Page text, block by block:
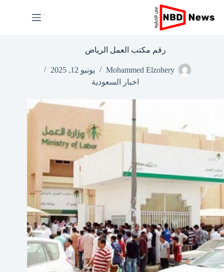
إلى
المحتوى
رقم مكتب العمل الرياض
Mohammed Elzohery
يونيو 12, 2025
اخبار السعودية